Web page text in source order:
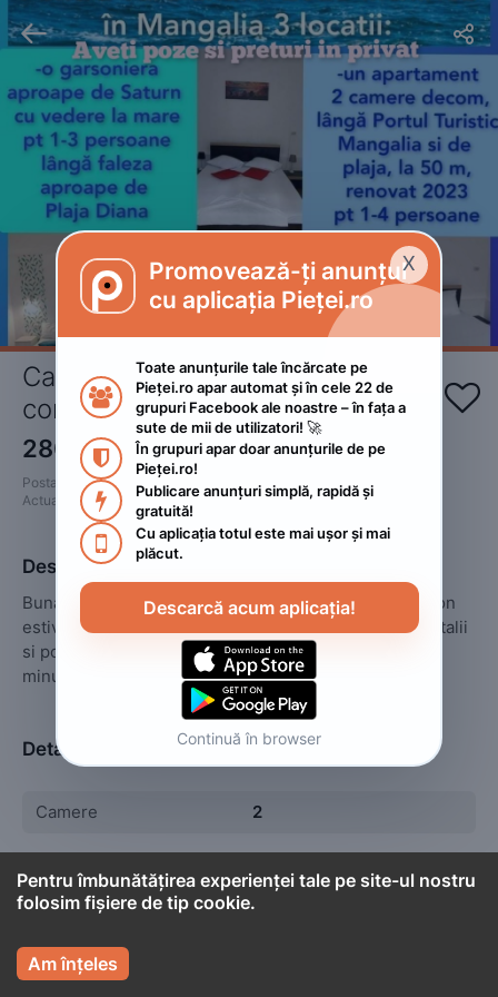
 
Cazare 3 locatii în Mamgalia în
condiții foarte bune

280 RON
• Negociabil
Postat
2023. august 1.
Actualizat
2023. august 1.
Descriere
Bună ziua. Dacă doriti cazare la mare la Mangalia sezon
estival 2023 sunati la 0765493125 sau pentru alte detalii
si poze în privat pe messenger sau pe whatsapp. O zi
minunata
Detalii
Camere 2
 Cont titular
Persoană fizică
X
Promovează-ți anunțul
cu aplicația Pieței.ro

Toate anunțurile tale încărcate pe
Pieței.ro apar automat și în cele 22 de
grupuri Facebook ale noastre – în fața a
sute de mii de utilizatori! 🚀

În grupuri apar doar anunțurile de pe
Pieței.ro!

Publicare anunțuri simplă, rapidă și
gratuită!

Cu aplicația totul este mai ușor și mai
plăcut.
Descarcă acum aplicația!
Continuă în browser
Pentru îmbunătățirea experienței tale pe site-ul nostru
folosim fișiere de tip cookie.
Am înțeles